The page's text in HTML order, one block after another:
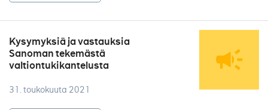
Kysymyksiä ja vastauksia
Sanoman tekemästä
valtiontukikantelusta
31. toukokuuta 2021